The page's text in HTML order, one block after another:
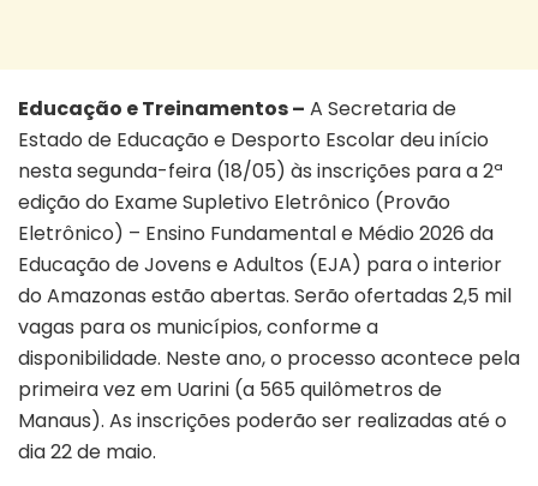
Educação e Treinamentos – A Secretaria de
Estado de Educação e Desporto Escolar deu início
nesta segunda-feira (18/05) às inscrições para a 2ª
edição do Exame Supletivo Eletrônico (Provão
Eletrônico) – Ensino Fundamental e Médio 2026 da
Educação de Jovens e Adultos (EJA) para o interior
do Amazonas estão abertas. Serão ofertadas 2,5 mil
vagas para os municípios, conforme a
disponibilidade. Neste ano, o processo acontece pela
primeira vez em Uarini (a 565 quilômetros de
Manaus). As inscrições poderão ser realizadas até o
dia 22 de maio.